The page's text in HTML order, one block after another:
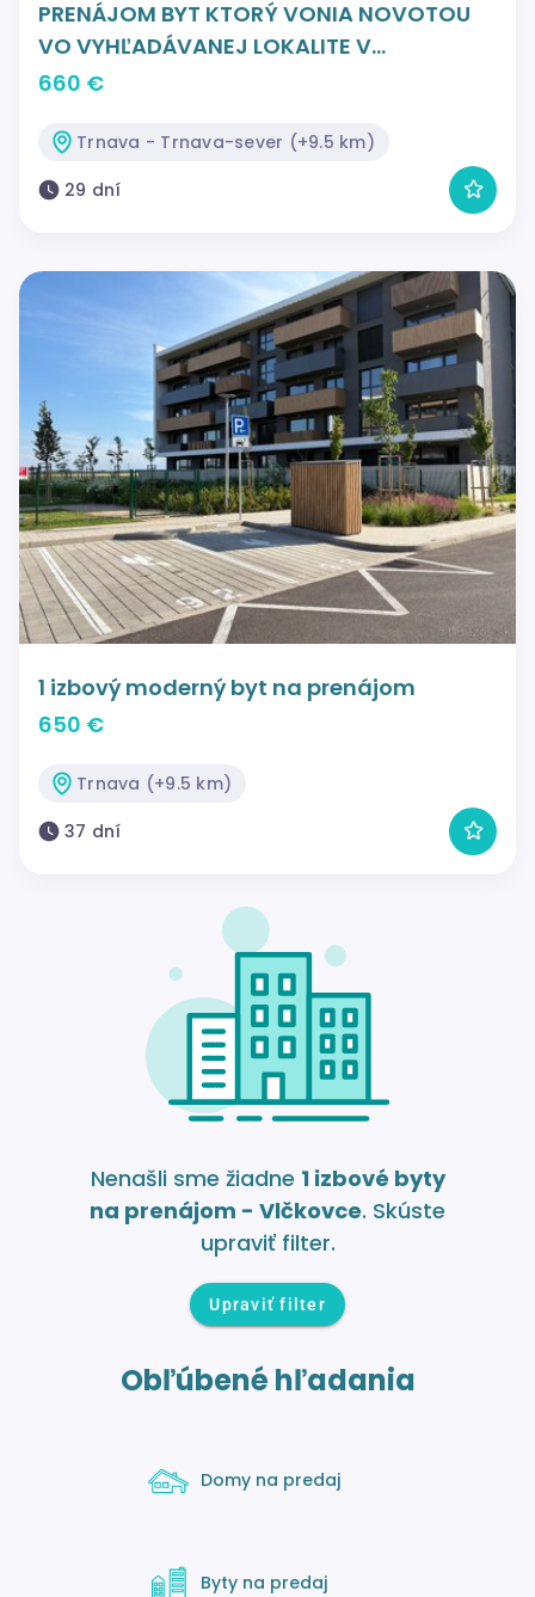
PRENÁJOM BYT KTORÝ VONIA NOVOTOU
VO VYHĽADÁVANEJ LOKALITE V
NOVOSTAVBE ARBORIA S GARÁŽOVÝM
660 €
Trnava - Trnava-sever (+9.5 km)
29 dní
1 izbový moderný byt na prenájom
650 €
Trnava (+9.5 km)
37 dní
Nenašli sme žiadne 1 izbové byty
na prenájom - Vlčkovce. Skúste
upraviť filter.
Upraviť filter
Obľúbené hľadania
Domy na predaj
Byty na predaj